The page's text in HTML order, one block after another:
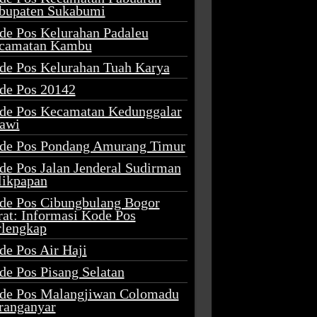
Sukabumi
Pos Kelurahan Padaleu
Kambu
Pos Kelurahan Tuah Karya
Pos 20142
Pos Kecamatan Kedunggalar
Pos Pondang Amurang Timur
Pos Jalan Jenderal Sudirman
Pos Cibungbulang Bogor
Informasi Kode Pos
Pos Air Haji
Pos Pisang Selatan
Pos Malangjiwan Colomadu